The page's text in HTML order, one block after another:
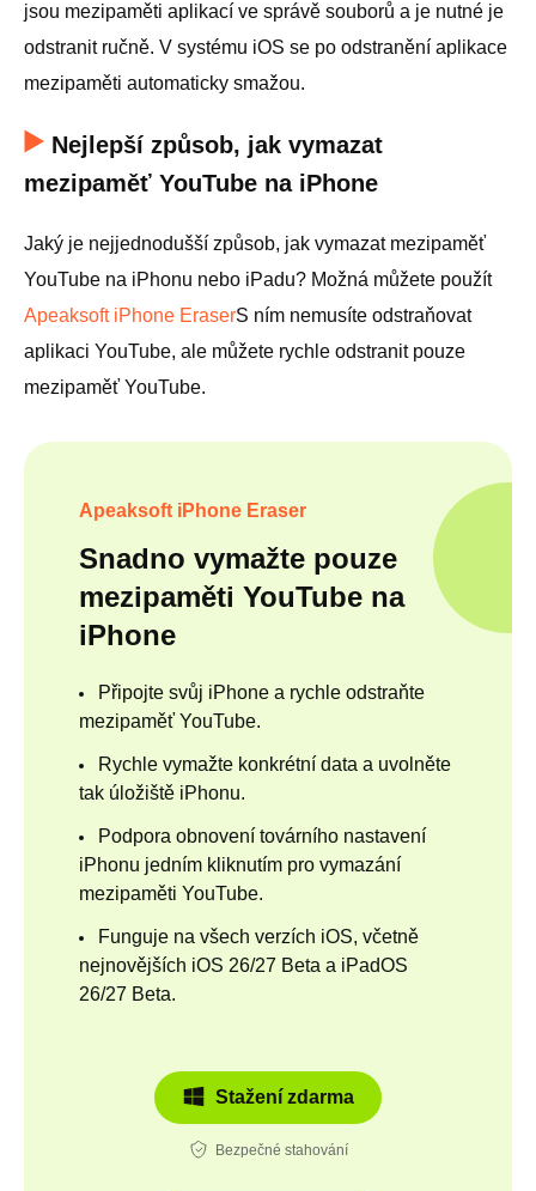
jsou mezipaměti aplikací ve správě souborů a je nutné je
odstranit ručně. V systému iOS se po odstranění aplikace
mezipaměti automaticky smažou.
Nejlepší způsob, jak vymazat
mezipaměť YouTube na iPhone
Jaký je nejjednodušší způsob, jak vymazat mezipaměť
YouTube na iPhonu nebo iPadu? Možná můžete použít
Apeaksoft iPhone EraserS ním nemusíte odstraňovat
aplikaci YouTube, ale můžete rychle odstranit pouze
mezipaměť YouTube.
Apeaksoft iPhone Eraser
Snadno vymažte pouze
mezipaměti YouTube na
iPhone
Připojte svůj iPhone a rychle odstraňte
mezipaměť YouTube.
Rychle vymažte konkrétní data a uvolněte
tak úložiště iPhonu.
Podpora obnovení továrního nastavení
iPhonu jedním kliknutím pro vymazání
mezipaměti YouTube.
Funguje na všech verzích iOS, včetně
nejnovějších iOS 26/27 Beta a iPadOS
26/27 Beta.
Stažení zdarma
Bezpečné stahování